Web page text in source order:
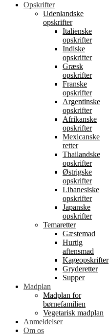
Opskrifter
Udenlandske
opskrifter
Italienske
opskrifter
Indiske
opskrifter
Græsk
opskrifter
Franske
opskrifter
Argentinske
opskrifter
Afrikanske
opskrifter
Mexicanske
retter
Thailandske
opskrifter
Østrigske
opskrifter
Libanesiske
opskrifter
Japanske
opskrifter
Temaretter
Gæstemad
Hurtig
aftensmad
Kageopskrifter
Gryderetter
Supper
Madplan
Madplan for
børnefamilien
Vegetarisk madplan
Anmeldelser
Om os